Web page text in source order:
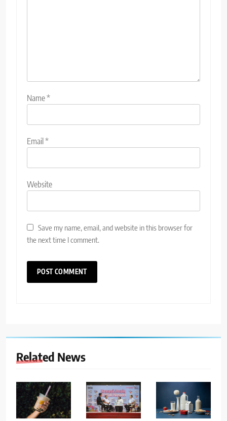
Name*
Email*
Website
Save my name, email, and website in this browser for
the next time I comment.
Related News